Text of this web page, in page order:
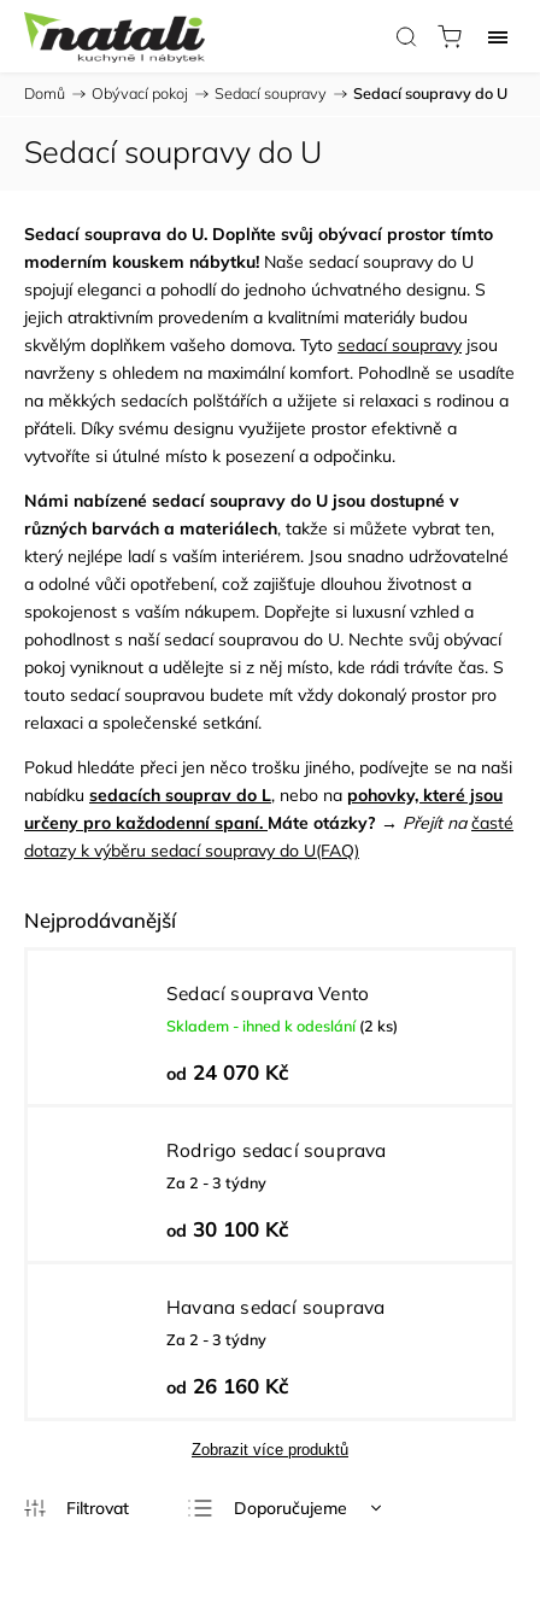
Domů / Obývací pokoj / Sedací soupravy / Sedací soupravy do U
Sedací soupravy do U
Sedací souprava do U. Doplňte svůj obývací prostor tímto
moderním kouskem nábytku! Naše sedací soupravy do U
spojují eleganci a pohodlí do jednoho úchvatného designu. S
jejich atraktivním provedením a kvalitními materiály budou
skvělým doplňkem vašeho domova. Tyto sedací soupravy jsou
navrženy s ohledem na maximální komfort. Pohodlně se usadíte
na měkkých sedacích polštářích a užijete si relaxaci s rodinou a
přáteli. Díky svému designu využijete prostor efektivně a
vytvoříte si útulné místo k posezení a odpočinku.
Námi nabízené sedací soupravy do U jsou dostupné v
různých barvách a materiálech, takže si můžete vybrat ten,
který nejlépe ladí s vaším interiérem. Jsou snadno udržovatelné
a odolné vůči opotřebení, což zajišťuje dlouhou životnost a
spokojenost s vaším nákupem. Dopřejte si luxusní vzhled a
pohodlnost s naší sedací soupravou do U. Nechte svůj obývací
pokoj vyniknout a udělejte si z něj místo, kde rádi trávíte čas. S
touto sedací soupravou budete mít vždy dokonalý prostor pro
relaxaci a společenské setkání.
Pokud hledáte přeci jen něco trošku jiného, podívejte se na naši
nabídku sedacích souprav do L, nebo na pohovky, které jsou
určeny pro každodenní spaní. Máte otázky? → Přejít na časté
dotazy k výběru sedací soupravy do U(FAQ)
Nejprodávanější
Sedací souprava Vento
Skladem - ihned k odeslání(2 ks)
od 24 070 Kč
Rodrigo sedací souprava
Za 2 - 3 týdny
od 30 100 Kč
Havana sedací souprava
Za 2 - 3 týdny
od 26 160 Kč
Zobrazit více produktů
Doporučujeme